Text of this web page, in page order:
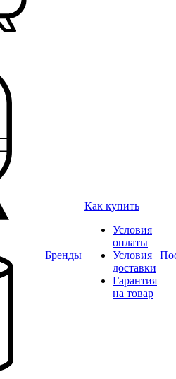
Бренды
Как купить
Условия
оплаты
Условия
доставки
Гарантия
на товар